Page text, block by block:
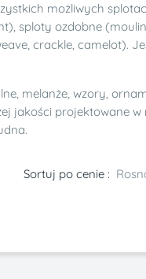
możliwych
sploty ozdobne
crackle, camelot).
melanże, wzory,
jakości projektowane w
Sortuj po cenie :